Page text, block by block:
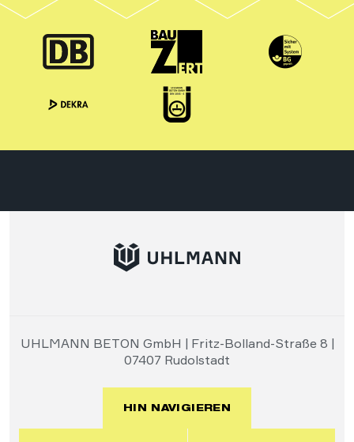
UHLMANN BETON GmbH | Fritz-Bolland-Straße 8 |
07407 Rudolstadt
HIN NAVIGIEREN